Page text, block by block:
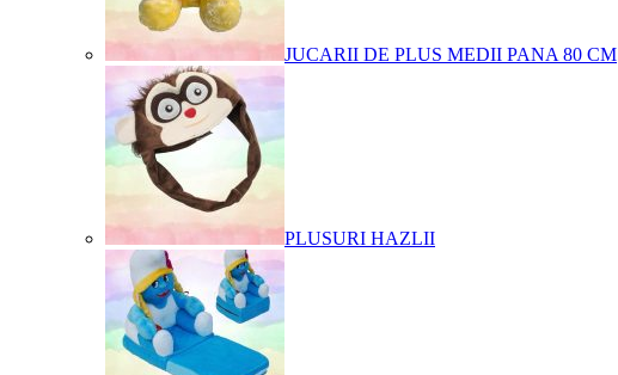
JUCARII DE PLUS MEDII PANA 80 CM
PLUSURI HAZLII